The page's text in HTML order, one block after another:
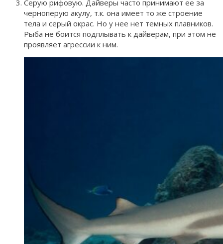
Серую рифовую. Дайверы часто принимают ее за
черноперую акулу, т.к. она имеет то же строение
тела и серый окрас. Но у нее нет темных плавников.
Рыба не боится подплывать к дайверам, при этом не
проявляет агрессии к ним.